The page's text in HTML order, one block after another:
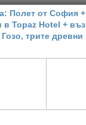
Полет от София
в Topaz Hotel +
трите